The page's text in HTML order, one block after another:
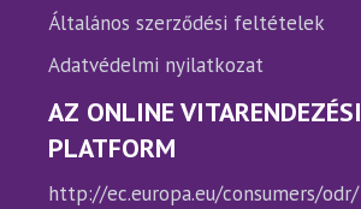
Általános szerződési feltételek
Adatvédelmi nyilatkozat
AZ ONLINE VITARENDEZÉSI
PLATFORM
http://ec.europa.eu/consumers/odr/